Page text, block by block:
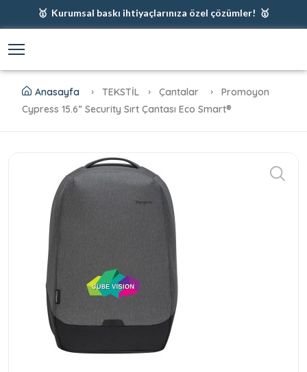
🥇 Kurumsal baskı ihtiyaçlarınıza özel çözümler! 🥇
🥇 Fiyatlarımıza baskı ve kargo dahildir! 🥇
Anasayfa TEKSTİL Çantalar
Promoyon
Cypress 15.6” Security Sırt Çantası Eco Smart®